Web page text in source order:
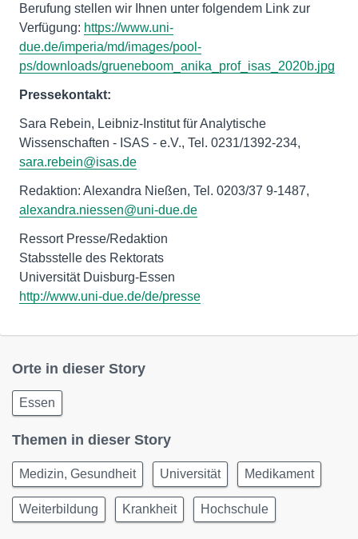
Berufung stellen wir Ihnen unter folgendem Link zur
Verfügung: https://www.uni-
due.de/imperia/md/images/pool-
ps/downloads/grueneboom_anika_prof_isas_2020b.jpg
Pressekontakt:
Sara Rebein, Leibniz-Institut für Analytische
Wissenschaften - ISAS - e.V., Tel. 0231/1392-234,
sara.rebein@isas.de
Redaktion: Alexandra Nießen, Tel. 0203/37 9-1487,
alexandra.niessen@uni-due.de
Ressort Presse/Redaktion
Stabsstelle des Rektorats
http://www.uni-due.de/de/presse
Orte in dieser Story
Essen
Themen in dieser Story
Medizin, Gesundheit Universität Medikament
Weiterbildung Krankheit Hochschule